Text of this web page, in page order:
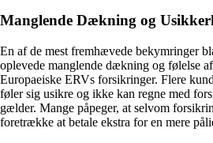
Manglende Dækning og
En af de mest fremhævede bekymringer
oplevede manglende dækning og følelse
Europaeiske ERVs forsikringer. Flere
føler sig usikre og ikke kan regne med
gælder. Mange påpeger, at selvom
foretrække at betale ekstra for en mere